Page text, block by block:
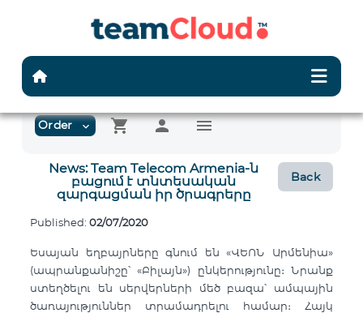
Order expand_more shopping_cart person menu
Back
News: Team Telecom Armenia-ն
բացում է տնտեսական
զարգացման իր ծրագրերը
Published: 02/07/2020
Եսայան եղբայրները գնում են «ՎԵՈՆ Արմենիա»
(ապրանքանիշը՝ «Բիլայն») ընկերությունը։ Նրանք
ստեղծելու են սերվերների մեծ բազա՝ ամպային
ծառայություններ տրամադրելու համար։ Հայկ